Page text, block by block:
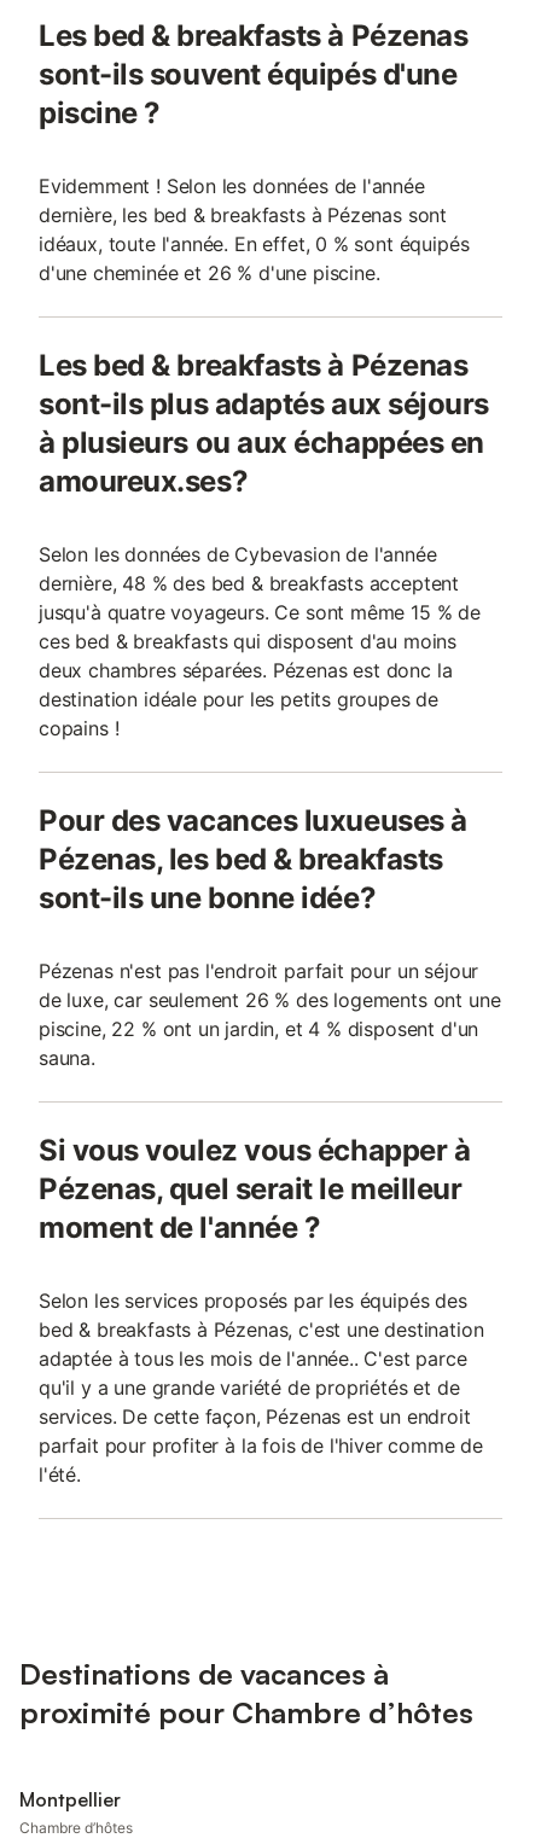
Les bed & breakfasts à Pézenas
sont-ils souvent équipés d'une
piscine ?
Evidemment ! Selon les données de l'année
dernière, les bed & breakfasts à Pézenas sont
idéaux, toute l'année. En effet, 0 % sont équipés
d'une cheminée et 26 % d'une piscine.
Les bed & breakfasts à Pézenas
sont-ils plus adaptés aux séjours
à plusieurs ou aux échappées en
amoureux.ses?
Selon les données de Cybevasion de l'année
dernière, 48 % des bed & breakfasts acceptent
jusqu'à quatre voyageurs. Ce sont même 15 % de
ces bed & breakfasts qui disposent d'au moins
deux chambres séparées. Pézenas est donc la
destination idéale pour les petits groupes de
copains !
Pour des vacances luxueuses à
Pézenas, les bed & breakfasts
sont-ils une bonne idée?
Pézenas n'est pas l'endroit parfait pour un séjour
de luxe, car seulement 26 % des logements ont une
piscine, 22 % ont un jardin, et 4 % disposent d'un
sauna.
Si vous voulez vous échapper à
Pézenas, quel serait le meilleur
moment de l'année ?
Selon les services proposés par les équipés des
bed & breakfasts à Pézenas, c'est une destination
adaptée à tous les mois de l'année.. C'est parce
qu'il y a une grande variété de propriétés et de
services. De cette façon, Pézenas est un endroit
parfait pour profiter à la fois de l'hiver comme de
l'été.
Destinations de vacances à
proximité pour Chambre d’hôtes
Montpellier
Chambre d’hôtes